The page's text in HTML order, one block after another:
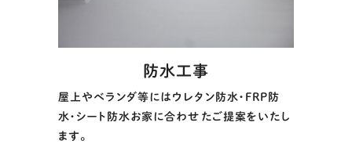
防水工事
屋上やベランダ等にはウレタン防水・FRP防
水・シート防水お家に合わせたご提案をいたし
ます。